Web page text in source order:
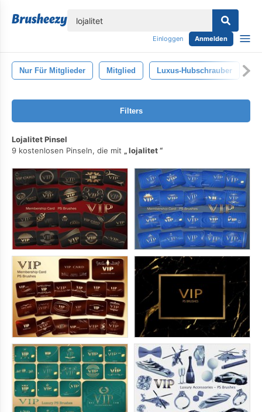
Einloggen Anmelden
Nur Für Mitglieder Mitglied Luxus-Hubschrauber
Filters
Lojalitet Pinsel
9 kostenlosen Pinseln, die mit
lojalitet